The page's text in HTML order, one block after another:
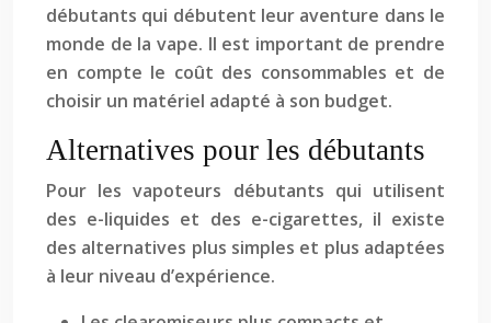
débutants qui débutent leur aventure dans le
monde de la vape. Il est important de prendre
en compte le coût des consommables et de
choisir un matériel adapté à son budget.
Alternatives pour les débutants
Pour les vapoteurs débutants qui utilisent
des e-liquides et des e-cigarettes, il existe
des alternatives plus simples et plus adaptées
à leur niveau d’expérience.